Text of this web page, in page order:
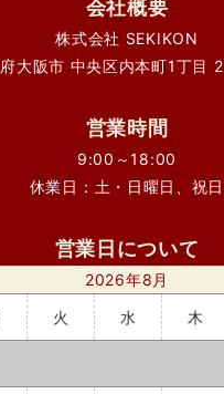
会社概要
株式会社 SEKIKON
大阪市 中央区内本町1丁目
営業時間
9:00～18:00
休業日：土・日曜日、祝日
営業日について
2026年8月
火 水 木